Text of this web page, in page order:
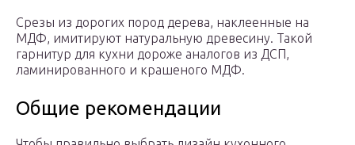
Срезы из дорогих пород дерева, наклеенные на
МДФ, имитируют натуральную древесину. Такой
гарнитур для кухни дороже аналогов из ДСП,
ламинированного и крашеного МДФ.
Общие рекомендации